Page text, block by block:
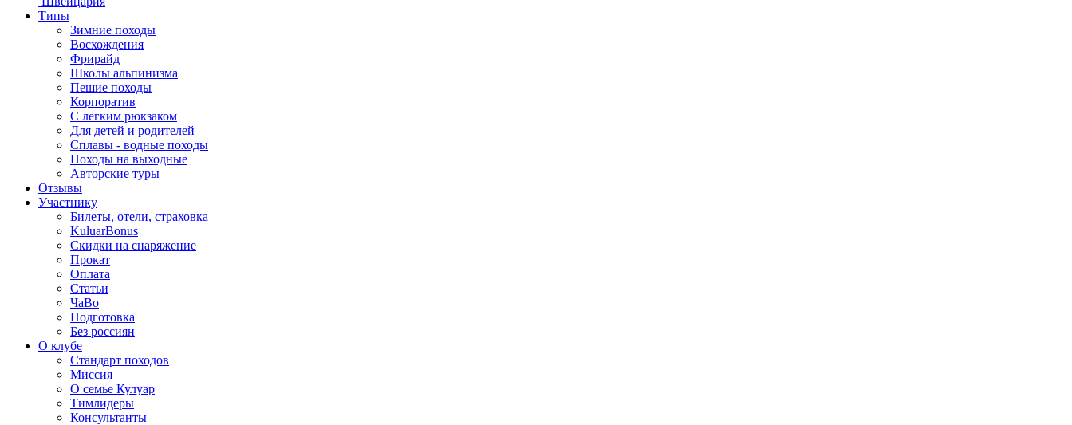
Типы
Зимние походы
Восхождения
Фрирайд
Школы альпинизма
Пешие походы
Корпоратив
С легким рюкзаком
Для детей и родителей
Сплавы - водные походы
Походы на выходные
Авторские туры
Отзывы
Участнику
Билеты, отели, страховка
KuluarBonus
Скидки на снаряжение
Прокат
Оплата
Статьи
ЧаВо
Подготовка
Без россиян
О клубе
Стандарт походов
Миссия
О семье Кулуар
Тимлидеры
Консультанты